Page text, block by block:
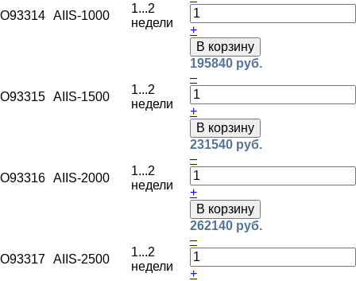
O93314 AIIS-1000
1...2
недели
+
В корзину
O93315 AIIS-1500
1...2
недели
195840 руб.
–
+
В корзину
O93316 AIIS-2000
1...2
недели
231540 руб.
–
+
В корзину
O93317 AIIS-2500
1...2
недели
262140 руб.
–
+